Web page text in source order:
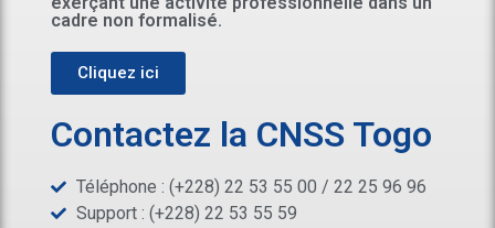
cadre non formalisé.
Cliquez ici
Contactez la CNSS Togo
Téléphone : (+228) 22 53 55 00 / 22 25 96 96
Support : (+228) 22 53 55 59